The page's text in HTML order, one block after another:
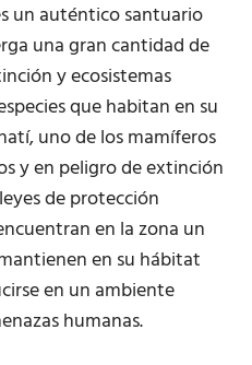
un auténtico santuario
una gran cantidad de
y ecosistemas
que habitan en su
uno de los mamíferos
y en peligro de extinción
de protección
en la zona un
en su hábitat
en un ambiente
humanas.